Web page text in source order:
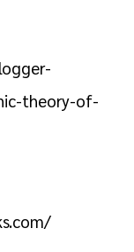
theory-of-